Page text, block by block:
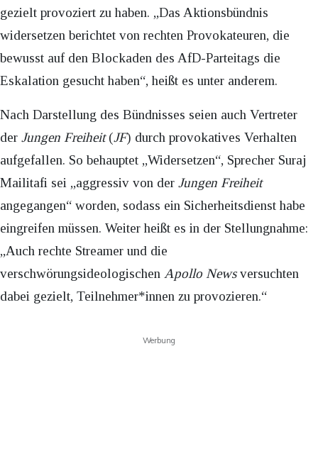
gezielt provoziert zu haben. „Das Aktionsbündnis
widersetzen berichtet von rechten Provokateuren, die
bewusst auf den Blockaden des AfD-Parteitags die
Eskalation gesucht haben“, heißt es unter anderem.
Nach Darstellung des Bündnisses seien auch Vertreter
der Jungen Freiheit(JF) durch provokatives Verhalten
aufgefallen. So behauptet „Widersetzen“, Sprecher Suraj
Mailitafi sei „aggressiv von der Jungen Freiheit
angegangen“ worden, sodass ein Sicherheitsdienst habe
eingreifen müssen. Weiter heißt es in der Stellungnahme:
„Auch rechte Streamer und die
verschwörungsideologischen Apollo Newsversuchten
dabei gezielt, Teilnehmer*innen zu provozieren.“
Werbung